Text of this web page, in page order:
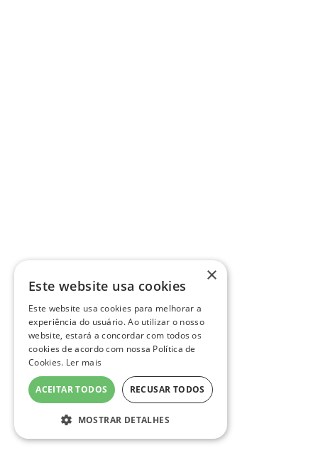
×
Este website usa cookies
Este website usa cookies para melhorar a
experiência do usuário. Ao utilizar o nosso
website, estará a concordar com todos os
cookies de acordo com nossa Política de
Cookies. Ler mais
ACEITAR TODOS RECUSAR TODOS
MOSTRAR DETALHES